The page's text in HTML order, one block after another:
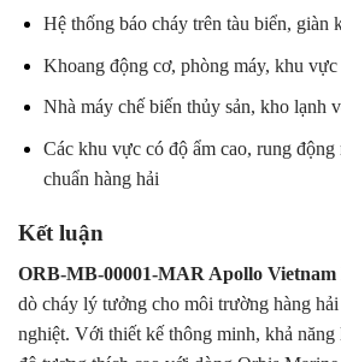
Hệ thống báo cháy trên tàu biển, giàn
Khoang động cơ, phòng máy, khu
Nhà máy chế biến thủy sản, kho lạnh
Các khu vực có độ ẩm cao, rung động
chuẩn hàng hải
Kết luận
ORB-MB-00001-MAR Apollo Vietnam
dò cháy lý tưởng cho môi trường hàng
nghiệt. Với thiết kế thông minh, khả năng